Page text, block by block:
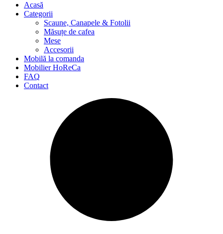
Acasă
Categorii
Scaune, Canapele & Fotolii
Măsuțe de cafea
Mese
Accesorii
Mobilă la comanda
Mobilier HoReCa
FAQ
Contact